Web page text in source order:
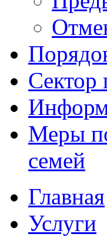
Сектор
Меры
семей
Главная
Услуги